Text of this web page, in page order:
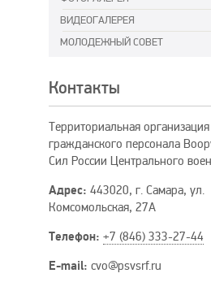
ВИДЕОГАЛЕРЕЯ
МОЛОДЕЖНЫЙ СОВЕТ
Контакты
Территориальная
гражданского персонала
Сил России Центрального
Адрес: 443020, г. Самара, ул.
Комсомольская, 27А
Телефон: +7 (846) 333-27-44
E-mail: cvo@psvsrf.ru